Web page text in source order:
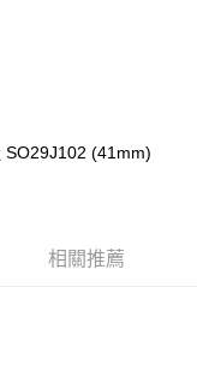
使用無須另外申請。
確認頁面所載為準。
通過，訂單將自動取
你分期系統評分，恕無
SO29J102 (41mm)
相關推薦